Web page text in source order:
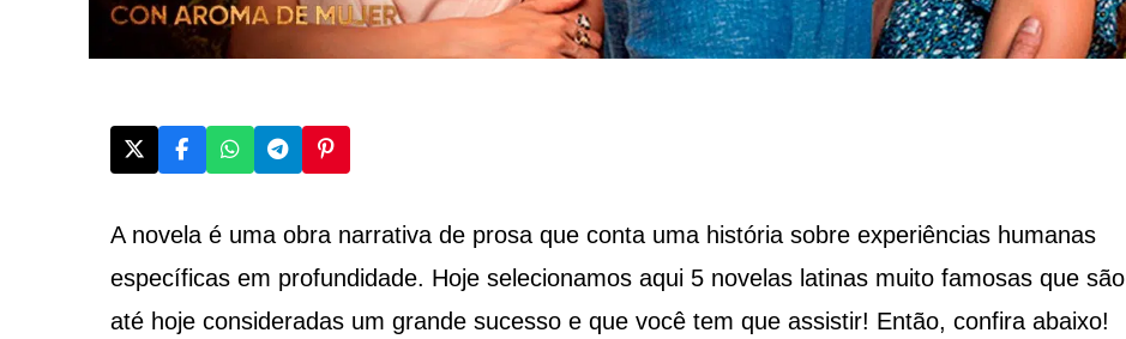
A novela é uma obra narrativa de prosa que conta uma história sobre experiências humanas
específicas em profundidade. Hoje selecionamos aqui 5 novelas latinas muito famosas que são
até hoje consideradas um grande sucesso e que você tem que assistir! Então, confira abaixo!